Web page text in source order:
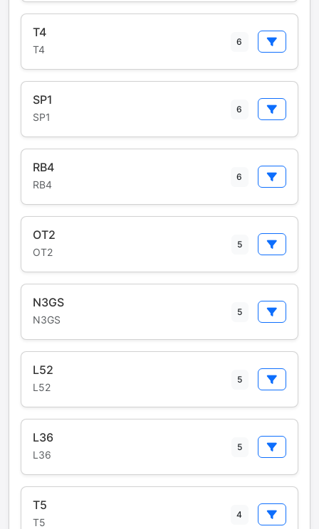
T4
T4
6
SP1
SP1
6
RB4
RB4
6
OT2
OT2
5
N3GS
N3GS
5
L52
L52
5
L36
L36
5
T5
T5
4